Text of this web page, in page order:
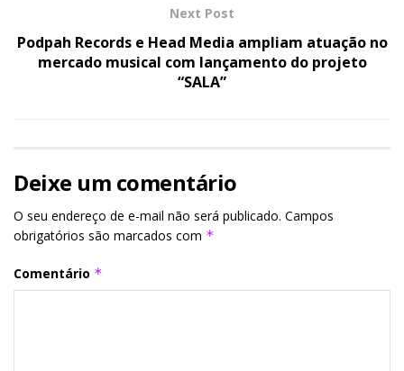
Next Post
Podpah Records e Head Media ampliam atuação no
mercado musical com lançamento do projeto
“SALA”
Deixe um comentário
O seu endereço de e-mail não será publicado. Campos
obrigatórios são marcados com *
Comentário *